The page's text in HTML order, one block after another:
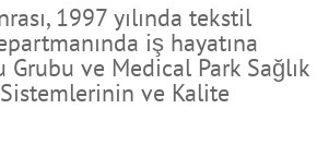
1997 yılında tekstil
iş hayatına
ve Medical Park Sağlık
ve Kalite